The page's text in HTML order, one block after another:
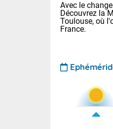
Avec le
Découvrez la
Toulouse, où
France.